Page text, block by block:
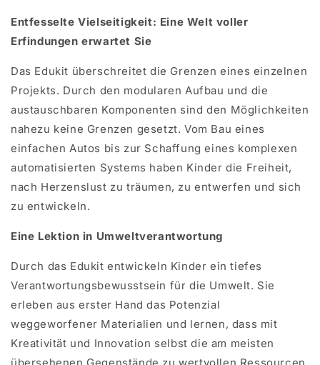
Entfesselte Vielseitigkeit: Eine Welt voller
Erfindungen erwartet Sie
Das Edukit überschreitet die Grenzen eines einzelnen
Projekts. Durch den modularen Aufbau und die
austauschbaren Komponenten sind den Möglichkeiten
nahezu keine Grenzen gesetzt. Vom Bau eines
einfachen Autos bis zur Schaffung eines komplexen
automatisierten Systems haben Kinder die Freiheit,
nach Herzenslust zu träumen, zu entwerfen und sich
zu entwickeln.
Eine Lektion in Umweltverantwortung
Durch das Edukit entwickeln Kinder ein tiefes
Verantwortungsbewusstsein für die Umwelt. Sie
erleben aus erster Hand das Potenzial
weggeworfener Materialien und lernen, dass mit
Kreativität und Innovation selbst die am meisten
übersehenen Gegenstände zu wertvollen Ressourcen